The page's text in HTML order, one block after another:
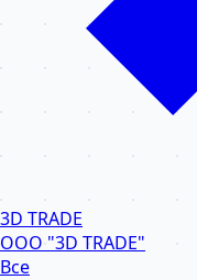
3D TRADE
ООО "3D TRADE"
Все